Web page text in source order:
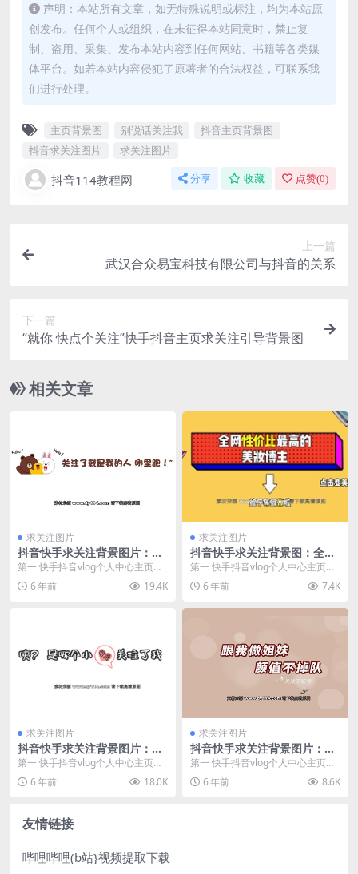
声明：本站所有文章，如无特殊说明或标注，均为本站原
创发布。任何个人或组织，在未征得本站同意时，禁止复
制、盗用、采集、发布本站内容到任何网站、书籍等各类媒
体平台。如若本站内容侵犯了原著者的合法权益，可联系我
们进行处理。
主页背景图 别说话关注我
抖音主页背景图
抖音求关注图片
求关注图片
抖音114教程网 分享 收藏 点赞(0)
上一篇
武汉合众易宝科技有限公司与抖音的关系
下一篇
“就你 快点个关注”快手抖音主页求关注引导背景图
相关文章
求关注图片
抖音快手求关注背景图片：关
注了就是我的人，哪里跑！
第一 快手抖音vlog个人中心主页封
面求关注背景图：关注了就是我的
人，哪里跑！ ...
6 年前 19.4K
求关注图片
抖音快手求关注背景图：全网
性价比最高都美妆博主
第一 快手抖音vlog个人中心主页封
面背景图： 第二 无水印原版高清背
景图素材下...
6 年前 7.4K
求关注图片
抖音快手求关注背景图片：
咦？是哪个小可爱关注了我
第一 快手抖音vlog个人中心主页封
面求关注背景图：咦？是哪个小可
爱关注了我 第...
6 年前 18.0K
求关注图片
抖音快手求关注背景图片：跟
我做姐妹，颜值不掉队
第一 快手抖音vlog个人中心主页封
面求关注背景图：跟我做姐妹，颜
值不掉队 第二...
6 年前 8.6K
友情链接
哔哩哔哩(b站}视频提取下载